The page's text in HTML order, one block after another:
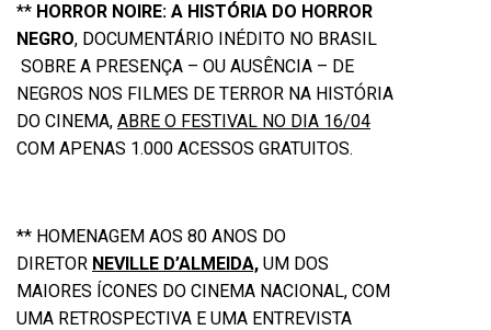
** HORROR NOIRE: A HISTÓRIA DO HORROR
NEGRO, DOCUMENTÁRIO INÉDITO NO BRASIL
SOBRE A PRESENÇA – OU AUSÊNCIA – DE
NEGROS NOS FILMES DE TERROR NA HISTÓRIA
DO CINEMA, ABRE O FESTIVAL NO DIA 16/04
COM APENAS 1.000 ACESSOS GRATUITOS.
** HOMENAGEM AOS 80 ANOS DO
DIRETOR NEVILLE D’ALMEIDA, UM DOS
MAIORES ÍCONES DO CINEMA NACIONAL, COM
UMA RETROSPECTIVA E UMA ENTREVISTA